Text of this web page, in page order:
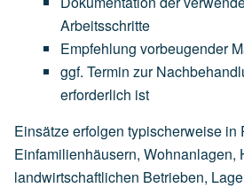
Arbeitsschritte
Empfehlung vorbeugender
ggf. Termin zur
erforderlich ist
Einsätze erfolgen typischerweise in
Einfamilienhäusern, Wohnanlagen,
landwirtschaftlichen Betrieben,